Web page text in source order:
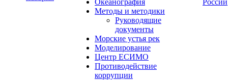
Океанография
Методы и методики
Руководящие
документы
Морские устья рек
Моделирование
Центр ЕСИМО
Противодействие
коррупции
России